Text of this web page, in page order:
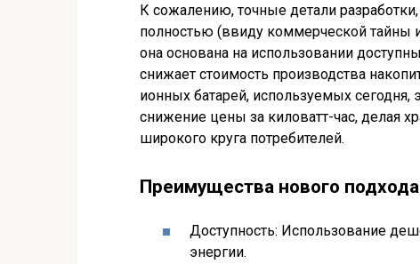
К сожалению, точные детали
полностью (ввиду коммерческой тайны
она основана на использовании
снижает стоимость производства
ионных батарей, используемых
снижение цены за киловатт-час, делая
широкого круга потребителей.
Преимущества нового
Доступность: Использование
энергии.